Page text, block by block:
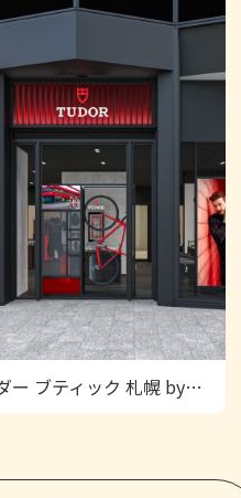
チューダー ブティック 札幌 by BOLTE